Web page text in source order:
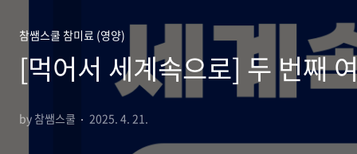
참쌤스쿨 참미료 (영양)
[먹어서 세계속으로] 두 번째
by 참쌤스쿨 2025. 4. 21.